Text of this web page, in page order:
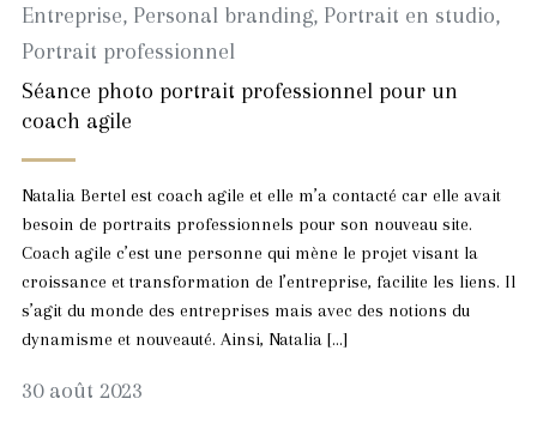
Entreprise, Personal branding, Portrait en studio,
Portrait professionnel
Séance photo portrait professionnel pour un
coach agile
Natalia Bertel est coach agile et elle m’a contacté car elle avait
besoin de portraits professionnels pour son nouveau site.
Coach agile c’est une personne qui mène le projet visant la
croissance et transformation de l’entreprise, facilite les liens. Il
s’agit du monde des entreprises mais avec des notions du
dynamisme et nouveauté. Ainsi, Natalia […]
30 août 2023